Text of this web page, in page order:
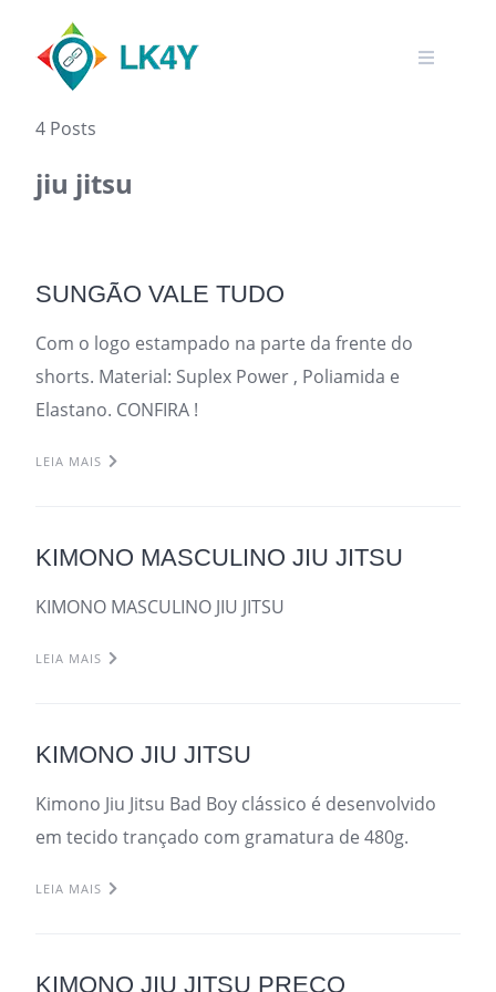
content
4 Posts
jiu jitsu
SUNGÃO VALE TUDO
Com o logo estampado na parte da frente do
shorts. Material: Suplex Power , Poliamida e
Elastano. CONFIRA !
LEIA MAIS
KIMONO MASCULINO JIU JITSU
KIMONO MASCULINO JIU JITSU
LEIA MAIS
KIMONO JIU JITSU
Kimono Jiu Jitsu Bad Boy clássico é desenvolvido
em tecido trançado com gramatura de 480g.
LEIA MAIS
KIMONO JIU JITSU PREÇO